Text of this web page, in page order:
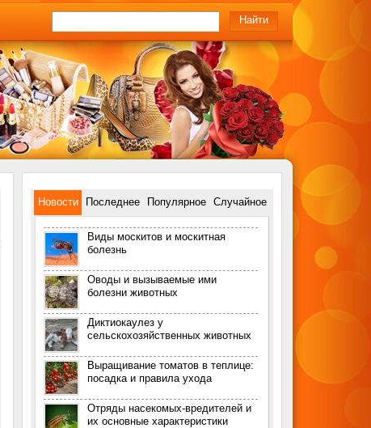
Новости Последнее Популярное Случайное
Виды москитов и москитная
болезнь
Оводы и вызываемые ими
болезни животных
Диктиокаулез у
сельскохозяйственных животных
Выращивание томатов в теплице:
посадка и правила ухода
Отряды насекомых-вредителей и
их основные характеристики